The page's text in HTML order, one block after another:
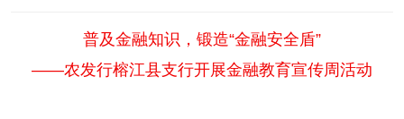
普及金融知识，锻造“金融安全盾”
——农发行榕江县支行开展金融教育宣传周活动